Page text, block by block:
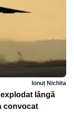
Ionuț Nichita
lângă
convocat